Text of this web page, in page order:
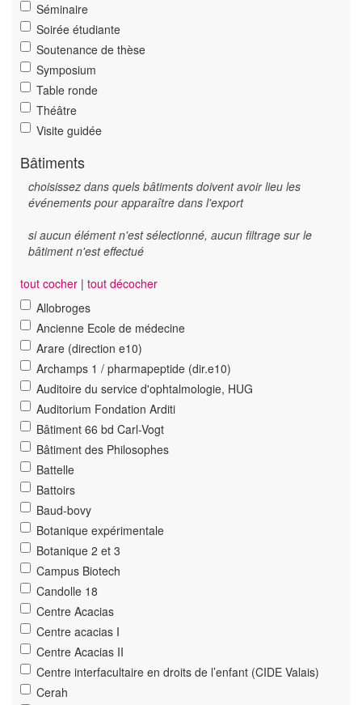
Séminaire
Soirée étudiante
Soutenance de thèse
Symposium
Table ronde
Théâtre
Visite guidée
Bâtiments
choisissez dans quels bâtiments doivent avoir lieu les
événements pour apparaître dans l'export
si aucun élément n'est sélectionné, aucun filtrage sur le
bâtiment n'est effectué
tout cocher | tout décocher
Allobroges
Ancienne Ecole de médecine
Arare (direction e10)
Archamps 1 / pharmapeptide (dir.e10)
Auditoire du service d'ophtalmologie, HUG
Auditorium Fondation Arditi
Bâtiment 66 bd Carl-Vogt
Bâtiment des Philosophes
Battelle
Battoirs
Baud-bovy
Botanique expérimentale
Botanique 2 et 3
Campus Biotech
Candolle 18
Centre Acacias
Centre acacias I
Centre Acacias II
Centre interfacultaire en droits de l’enfant (CIDE Valais)
Cerah